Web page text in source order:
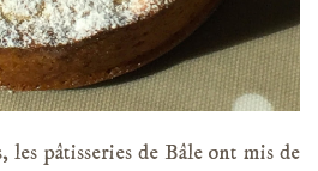
les pâtisseries de Bâle ont mis de